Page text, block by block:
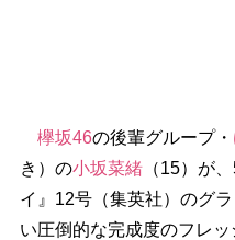
欅坂46の後輩グループ・
き）の小坂菜緒（15）が
イ』12号（集英社）のグ
い圧倒的な完成度のフレ